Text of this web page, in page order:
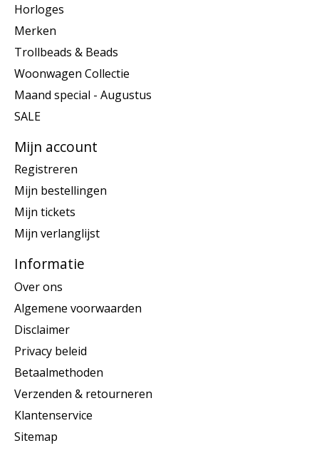
Horloges
Merken
Trollbeads & Beads
Woonwagen Collectie
Maand special - Augustus
SALE
Mijn account
Registreren
Mijn bestellingen
Mijn tickets
Mijn verlanglijst
Informatie
Over ons
Algemene voorwaarden
Disclaimer
Privacy beleid
Betaalmethoden
Verzenden & retourneren
Klantenservice
Sitemap